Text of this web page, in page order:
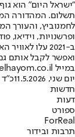
"ישראל היום" הוא
ופרשנויות, וידיאו,
ב-2021 עלו
ואפשר לקבל אותם
במייל hayom@israelhayom.co.il.
יום שני, 11.5.2026
כ"ד
חדשות
דעות
ספורט
ForReal
תרבות ובידור